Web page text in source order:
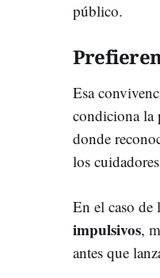
público.
Esa
condiciona la
donde
los
En el caso de
impulsivos,
antes que